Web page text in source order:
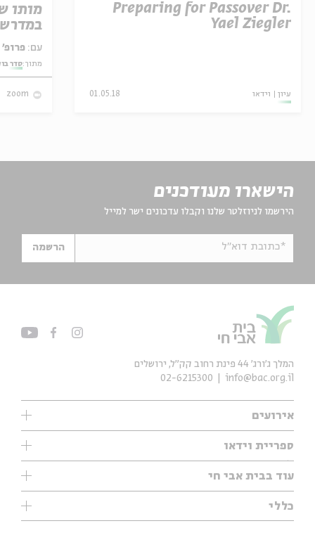
Preparing for Passover Dr.
Yael Ziegler
עיון וידאו 01.05.18
מותו
עם: פרופ' אביגדור שנאן
מתוך:סדר
zoom
הישארו מעודכנים
הירשמו לניוזלטר שלנו וקבלו עדכונים ישר למייל
*כתובת דוא"ל הרשמה
אירועים
עיון
אנגלית
נוער
ספריית וידאו
ילדים
מוזיקה
עיון
מיוחדים
עוד בבית אבי חי
תערוכות
מיוחדים
כללי
המלך ג'ורג' 44 פינת רחוב קק״ל, ירושלים
info@bac.org.il
02-6215300